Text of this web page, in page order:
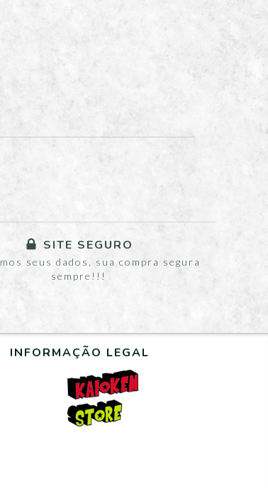
SITE SEGURO
seus dados, sua compra segura
sempre!!!
INFORMAÇÃO LEGAL